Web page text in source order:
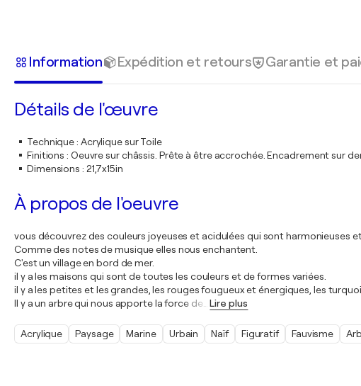
Information Expédition et retours Garantie et
Détails de l'œuvre
Technique: Acrylique sur Toile
Finitions : Oeuvre sur châssis. Prête à être accrochée. Encadrement sur
Dimensions : 21,7x15in
À propos de l'oeuvre
vous découvrez des couleurs joyeuses et acidulées qui sont harmonieuses
Comme des notes de musique elles nous enchantent.
C'est un village en bord de mer.
il y a les maisons qui sont de toutes les couleurs et de formes variées.
il y a les petites et les grandes, les rouges fougueux et énergiques, les
Il y a un arbre qui nous apporte la force de
Lire plus
Acrylique Paysage Marine Urbain Naïf Figuratif Fauvisme